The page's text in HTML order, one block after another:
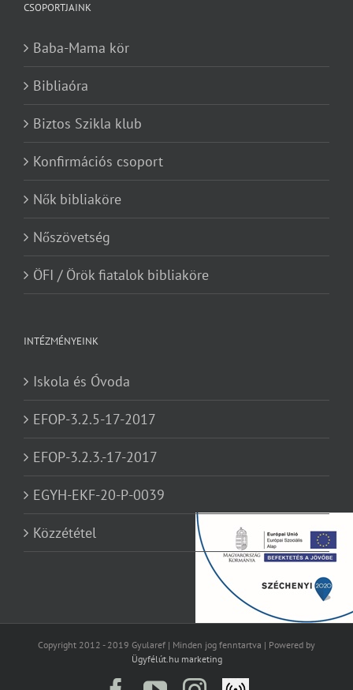
CSOPORTJAINK
Baba-Mama kör
Bibliaóra
Biztos Szikla klub
Konfirmációs csoport
Nők bibliaköre
Nőszövetség
ÖFI / Örök fiatalok bibliaköre
INTÉZMÉNYEINK
Iskola és Óvoda
EFOP-3.2.5-17-2017
EFOP-3.2.3.-17-2017
EGYH-EKF-20-P-0039
Közzététel
Copyright 2012 - 2019 Gyularef | Minden jog fenntartva | Powered by
Ügyfélút.hu marketing